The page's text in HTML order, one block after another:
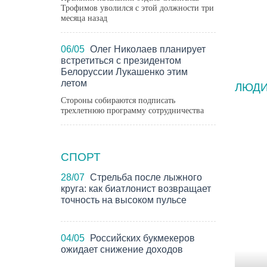
Трофимов уволился с этой должности три
месяца назад
06/05 Олег Николаев планирует
встретиться с президентом
Белоруссии Лукашенко этим
летом
Стороны собираются подписать
трехлетнюю программу сотрудничества
СПОРТ
28/07 Стрельба после лыжного
круга: как биатлонист возвращает
точность на высоком пульсе
04/05
Российских букмекеров
ожидает снижение доходов